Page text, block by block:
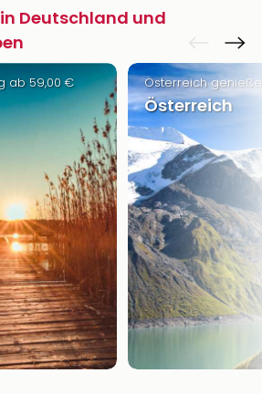
Deutschland und
ab 59,00 € Österreich
Österreich